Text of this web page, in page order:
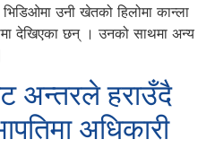
उनी खेतको हिलोमा कान्ला
देखिएका छन् । उनको साथमा अन्य
अन्तरले हराउँदै
अधिकारी